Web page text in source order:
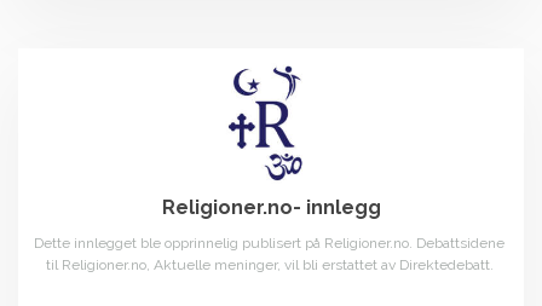
Religioner.no- innlegg
Dette innlegget ble opprinnelig publisert på Religioner.no. Debattsidene
til Religioner.no, Aktuelle meninger, vil bli erstattet av Direktedebatt.